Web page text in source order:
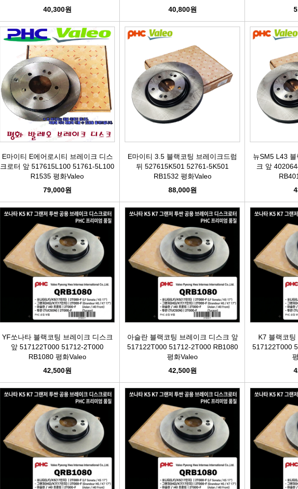
항가고무
자날베어링
활대링크
활대고무
어퍼암/어퍼다이[동남]
하체부품붓싱
휠볼트.너트
대형차휠볼트.너트
앵커볼트
캠버볼트
케리어볼트
오일필터[카월드]
에어필터[카월드]
오일필터[카스테이션/카비스]
에어필터[카스테이션/카비스]
인렛미터링밸브
팬벨트세트[순정품]
텐션베어링[순정품]
워터펌프[순정품]
워터펌프[GMB/정우]
펜클러치
타이밍벨트세트[일반품]
자동차겉벨트[동일]
리브드벨트/겉벨트[모비스]
한국게이츠베어링
엔진오일.부동액
뎀퍼풀리
더
자동
라이트
깜
안
온
자동
물
자동차
자동
리모
유
릴
자동
파원윈
클럭
40,300원
40,800원
E마이티 E에어로시티 브레이크 디스
크로터 앞 517615L100 51761-5L100
R1535 평화Valeo
79,000원
E마이티 3.5 블랙코팅 브레이크드럼
뒤 527615K501 52761-5K501
RB1532 평화Valeo
88,000원
뉴SM5 L43
크 앞
YF쏘나타 블랙코팅 브레이크 디스크
앞 517122T000 51712-2T000
RB1080 평화Valeo
42,500원
아슬란 블랙코팅 브레이크 디스크 앞
517122T000 51712-2T000 RB1080
평화Valeo
42,500원
K7 블랙코
517122T000